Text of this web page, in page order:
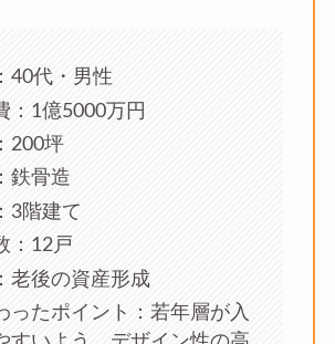
40代・男性
：1億5000万円
200坪
鉄骨造
3階建て
：12戸
老後の資産形成
ったポイント：若年層が入